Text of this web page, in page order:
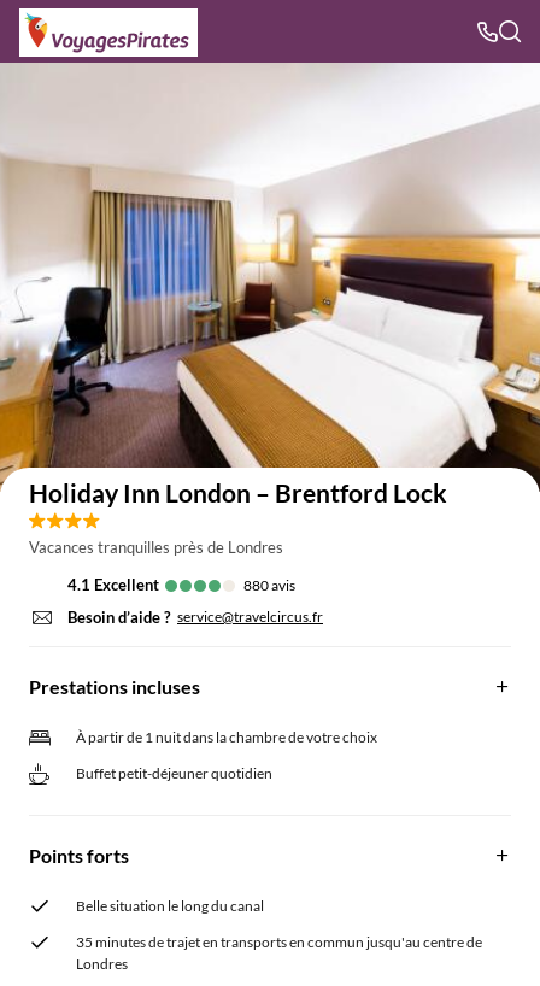
Voir sur la carte
Holiday Inn London – Brentford Lock
Vacances tranquilles près de Londres
4.1
excellent 880avis
Besoin d’aide ? service@travelcircus.fr
Prestations incluses
À partir de 1 nuit dans la chambre de votre choix
Buffet petit-déjeuner quotidien
Points forts
Belle situation le long du canal
35 minutes de trajet en transports en commun jusqu'au centre de
Londres